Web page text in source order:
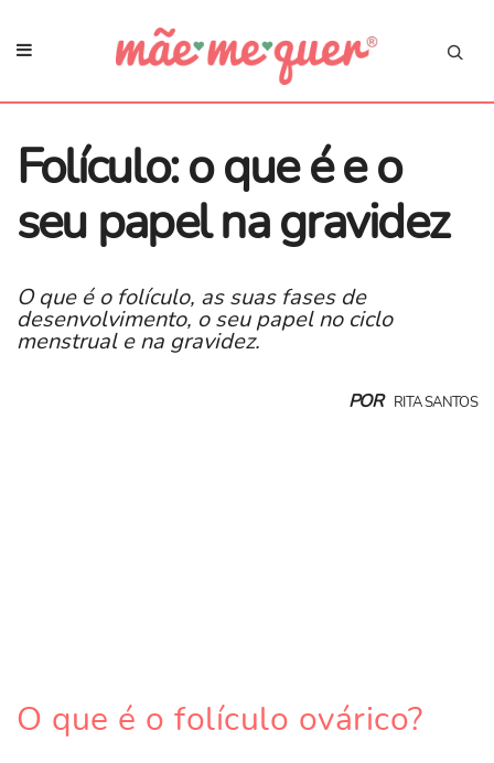
Folículo: o que é e o
seu papel na gravidez
O que é o folículo, as suas fases de
desenvolvimento, o seu papel no ciclo
menstrual e na gravidez.
POR RITA SANTOS
O que é o folículo ovárico?